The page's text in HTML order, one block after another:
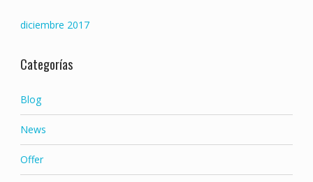
diciembre 2017
Categorías
Blog
News
Offer